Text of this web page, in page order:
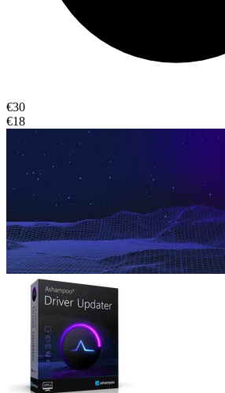
€30
€18